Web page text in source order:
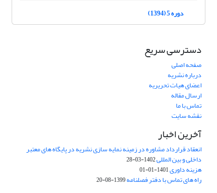
دوره 5 (1394)
دسترسی سریع
صفحه اصلی
درباره نشریه
اعضای هیات تحریریه
ارسال مقاله
تماس با ما
نقشه سایت
آخرین اخبار
انعقاد قرارداد مشاوره در زمینه نمایه سازی نشریه در پایگاه های معتبر
داخلی و بین المللی1402-03-28
هزینه داوری1401-01-01
راه های تماس با دفتر فصلنامه1399-08-20